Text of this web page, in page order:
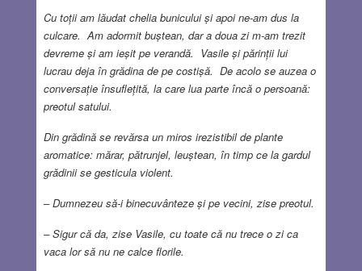
Cu toții am lăudat chelia bunicului și apoi ne-am dus la
culcare. Am adormit buștean, dar a doua zi m-am trezit
devreme și am ieșit pe verandă. Vasile și părinții lui
lucrau deja în grădina de pe costișă. De acolo se auzea o
conversație însuflețită, la care lua parte încă o persoană:
preotul satului.
Din grădină se revărsa un miros irezistibil de plante
aromatice: mărar, pătrunjel, leuștean, în timp ce la gardul
grădinii se gesticula violent.
– Dumnezeu să-i binecuvânteze și pe vecini, zise preotul.
– Sigur că da, zise Vasile, cu toate că nu trece o zi ca
vaca lor să nu ne calce florile.